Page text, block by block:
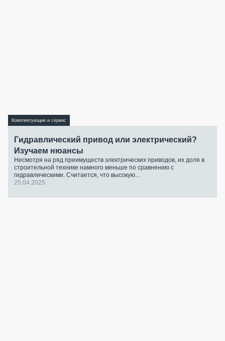
Комплектующие и сервис
Гидравлический привод или электрический?
Изучаем нюансы
Несмотря на ряд преимуществ электрических приводов, их доля в
строительной технике намного меньше по сравнению с
гидравлическими. Считается, что высокую...
25.04.2025